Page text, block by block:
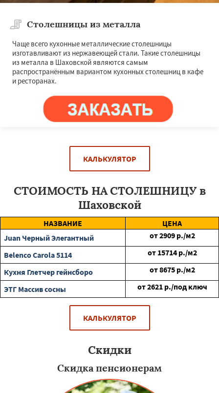
Столешницы из металла
Чаще всего кухонные металлические столешницы
изготавливают из нержавеющей стали. Такие столешницы
из металла в Шаховской являются самым
распространённым вариантом кухонных столешниц в кафе
и ресторанах.
КАЛЬКУЛЯТОР
СТОИМОСТЬ НА СТОЛЕШНИЦУ в
Шаховской
НАЗВАНИЕ
ЦЕНА
Juan Черный Элегантный
от2909 р./м2
Belenco Carola 5114
от 15714 р./м2
Кухня Глетчер гейнсборо
от8675 р./м2
ЭТГ Массив сосны
от2621 р./под ключ
КАЛЬКУЛЯТОР
Скидки
Скидка пенсионерам